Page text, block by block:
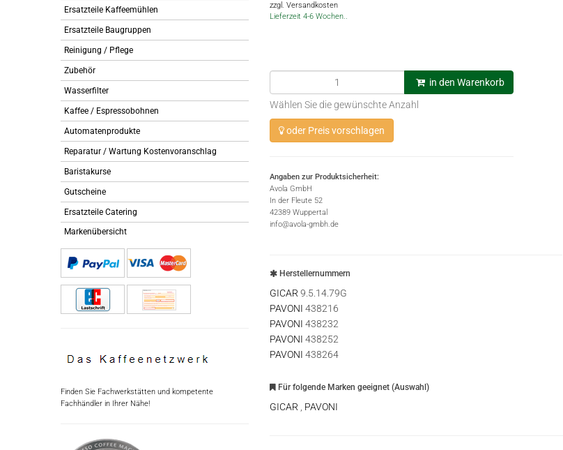
Ersatzteile Kaffeemühlen
Ersatzteile Baugruppen
Reinigung / Pflege
Zubehör
Wasserfilter
Kaffee / Espressobohnen
Automatenprodukte
Reparatur / Wartung Kostenvoranschlag
Baristakurse
Gutscheine
Ersatzteile Catering
Markenübersicht
Finden Sie Fachwerkstätten und kompetente
Fachhändler in Ihrer Nähe!
zzgl. Versandkosten
Lieferzeit 4-6 Wochen..
in den Warenkorb
Wählen Sie die gewünschte Anzahl
oder Preis vorschlagen
Angaben zur Produktsicherheit:
Avola GmbH
In der Fleute 52
42389 Wuppertal
info@avola-gmbh.de
Herstellernummern
GICAR 9.5.14.79G
PAVONI 438216
PAVONI 438232
PAVONI 438252
PAVONI 438264
Für folgende Marken geeignet (Auswahl)
GICAR PAVONI